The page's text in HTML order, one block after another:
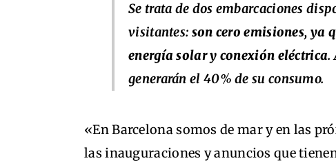
Se trata de dos embarcaciones
visitantes: son cero emisiones, ya
energía solar y conexión eléctrica.
generarán el 40% de su consumo.
«En Barcelona somos de mar y en las
las inauguraciones y anuncios que